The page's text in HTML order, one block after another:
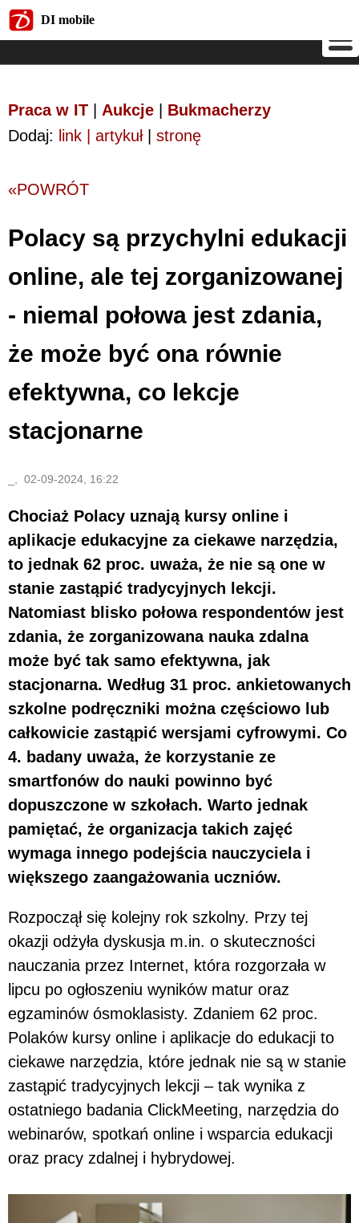
DI mobile
Praca w IT Aukcje
Bukmacherzy
Dodaj: link | artykuł| stronę
«POWRÓT
Polacy są przychylni edukacji
online, ale tej zorganizowanej
- niemal połowa jest zdania,
że może być ona równie
efektywna, co lekcje
stacjonarne
_, 02-09-2024, 16:22
Chociaż Polacy uznają kursy online i
aplikacje edukacyjne za ciekawe narzędzia,
to jednak 62 proc. uważa, że nie są one w
stanie zastąpić tradycyjnych lekcji.
Natomiast blisko połowa respondentów jest
zdania, że zorganizowana nauka zdalna
może być tak samo efektywna, jak
stacjonarna. Według 31 proc. ankietowanych
szkolne podręczniki można częściowo lub
całkowicie zastąpić wersjami cyfrowymi. Co
4. badany uważa, że korzystanie ze
smartfonów do nauki powinno być
dopuszczone w szkołach. Warto jednak
pamiętać, że organizacja takich zajęć
wymaga innego podejścia nauczyciela i
większego zaangażowania uczniów.
Rozpoczął się kolejny rok szkolny. Przy tej
okazji odżyła dyskusja m.in. o skuteczności
nauczania przez Internet, która rozgorzała w
lipcu po ogłoszeniu wyników matur oraz
egzaminów ósmoklasisty. Zdaniem 62 proc.
Polaków kursy online i aplikacje do edukacji to
ciekawe narzędzia, które jednak nie są w stanie
zastąpić tradycyjnych lekcji – tak wynika z
ostatniego badania ClickMeeting, narzędzia do
webinarów, spotkań online i wsparcia edukacji
oraz pracy zdalnej i hybrydowej.
DI mobile